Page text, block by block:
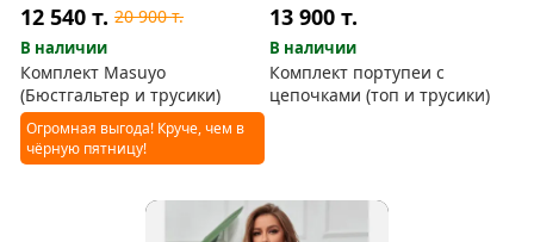
12 540т. 20 900т.
В наличии
Комплект Masuyo
(Бюстгальтер и трусики)
Огромная выгода! Круче, чем в
чёрную пятницу!
13 900т.
В наличии
Комплект портупеи с
цепочками (топ и трусики)